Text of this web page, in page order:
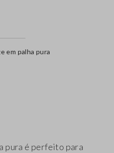
em palha pura
pura é perfeito para